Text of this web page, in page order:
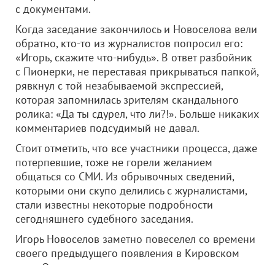
с документами.
Когда заседание закончилось и Новоселова вели
обратно, кто-то из журналистов попросил его:
«Игорь, скажите что-нибудь». В ответ разбойник
с Пионерки, не переставая прикрываться папкой,
рявкнул с той незабываемой экспрессией,
которая запомнилась зрителям скандального
ролика: «Да ты сдурел, что ли?!». Больше никаких
комментариев подсудимый не давал.
Стоит отметить, что все участники процесса, даже
потерпевшие, тоже не горели желанием
общаться со СМИ. Из обрывочных сведений,
которыми они скупо делились с журналистами,
стали известны некоторые подробности
сегодняшнего судебного заседания.
Игорь Новоселов заметно повеселел со времени
своего предыдущего появления в Кировском